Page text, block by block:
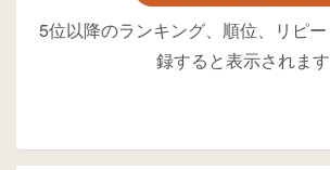
5位以降のランキング、順位、リピ
録すると表示されます